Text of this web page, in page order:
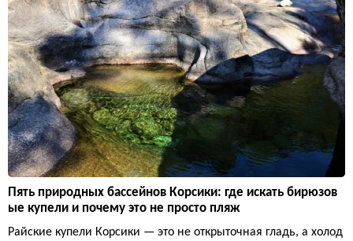
Пять природных бассейнов Корсики: где искать бирюзов
ые купели и почему это не просто пляж
Райские купели Корсики — это не открыточная гладь, а холод